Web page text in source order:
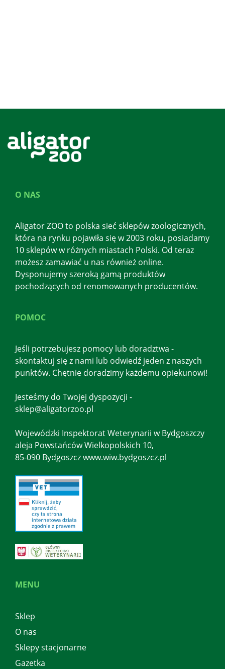
O NAS
Aligator ZOO to polska sieć sklepów zoologicznych,
która na rynku pojawiła się w 2003 roku, posiadamy
10 sklepów w różnych miastach Polski. Od teraz
możesz zamawiać u nas również online.
Dysponujemy szeroką gamą produktów
pochodzących od renomowanych producentów.
MENU
Sklep
O nas
Sklepy stacjonarne
Gazetka
POMOC
Jeśli potrzebujesz pomocy lub doradztwa -
skontaktuj się z nami lub odwiedź jeden z naszych
punktów. Chętnie doradzimy każdemu opiekunowi!
Jesteśmy do Twojej dyspozycji -
sklep@aligatorzoo.pl
Wojewódzki Inspektorat Weterynarii w Bydgoszczy
aleja Powstańców Wielkopolskich 10,
85-090 Bydgoszcz www.wiw.bydgoszcz.pl